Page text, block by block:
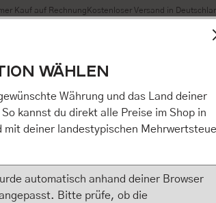
Kauf auf Rechnung Kostenloser Versand in
bestmögliche Erfahrung bieten zu können.
/ etc.]“ erteilen Sie Ihre Einwilligung
die shopware AG (Ebbinghoff 10,
zuordnen kann, sie aber zu
verarbeiten darf. Mit Klick auf
auch in die Weitergabe über Ihr
10, 48624 Schöppingen,
zu eigenen Zwecken (z.B.
WÄHLEN
Währung und das Land deiner
kannst du direkt alle Preise im Shop in
mit deiner landestypischen
automatisch anhand deiner Browser
Bitte prüfe, ob die